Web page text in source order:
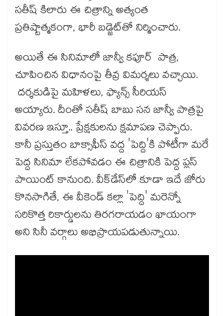
సతీష్ కిలారు ఈ చిత్రాన్ని అత్యంత
ప్రతిష్టాత్మకంగా, భారీ బడ్జెట్‌తో నిర్మించారు.
అయితే ఈ సినిమాలో జాన్వీ కపూర్ పాత్ర,
చూపించిన విధానంపై తీవ్ర విమర్శలు వచ్చాయి.
దర్శకుడిపై మహిళలు, ఫ్యాన్స్ సీరియస్
అయ్యారు. దీంతో సతీష్ బాబు సన జాన్వీ పాత్రపై
వివరణ ఇస్తూ.. ప్రేక్షకులను క్షమాపణ చెప్పారు.
కానీ ప్రస్తుతం బాక్సాఫీస్ వద్ద 'పెద్ది'కి పోటీగా మరే
పెద్ద సినిమా లేకపోవడం ఈ చిత్రానికి పెద్ద ప్లస్
పాయింట్ కానుంది. వీక్‌డేస్‌లో కూడా ఇదే జోరు
కొనసాగితే, ఈ వీకెండ్ కల్లా 'పెద్ది' మరెన్నో
సరికొత్త రికార్డులను తిరగరాయడం ఖాయంగా
అని సినీ వర్గాలు అభిప్రాయపడుతున్నాయి.